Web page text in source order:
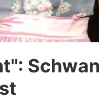
Impressum
Utiq verwalten